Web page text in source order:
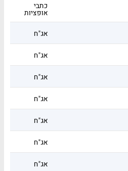
כתבי
אופציות
אג"ח
אג"ח
אג"ח
אג"ח
אג"ח
אג"ח
אג"ח